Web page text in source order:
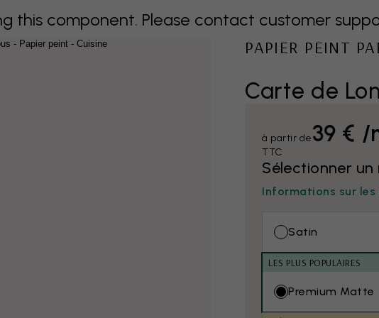
this component. Please contact customer
Carte de
PAPIER PEINT
à partir de39 € /
TTC
Sélectionner
Informations sur
Satin
LES PLUS POPULAIRES
Premium Matte